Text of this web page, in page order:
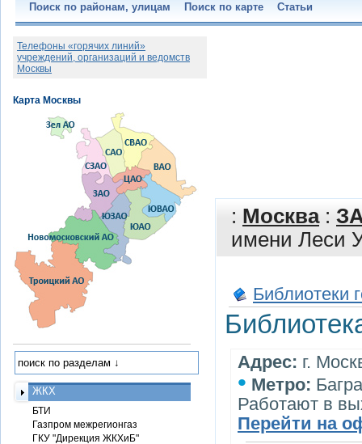
Поиск по районам, улицам Поиск по карте Статьи
: Москва:
имени Леси
Библиотеки
Адрес: г.
• Метро:
Работают в
Перейти на
Телефоны «горячих линий»
учреждений, организаций и ведомств
Москвы
ЖКХ
БТИ
Газпром межрегионгаз
ГКУ "Дирекция ЖКХиБ"